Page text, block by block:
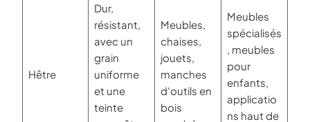
Hêtre
Dur,
résistant,
avec un
grain
uniforme
et une
teinte
Meubles,
chaises,
jouets,
manches
d'outils en
bois
Meubles
spécialisés
, meubles
pour
enfants,
applicatio
ns haut de